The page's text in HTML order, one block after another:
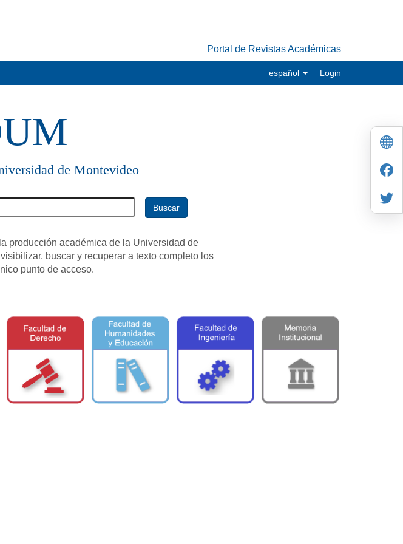
Portal de Revistas Académicas
español Login
de Montevideo
Buscar
producción académica de la Universidad de
buscar y recuperar a texto completo los
punto de acceso.